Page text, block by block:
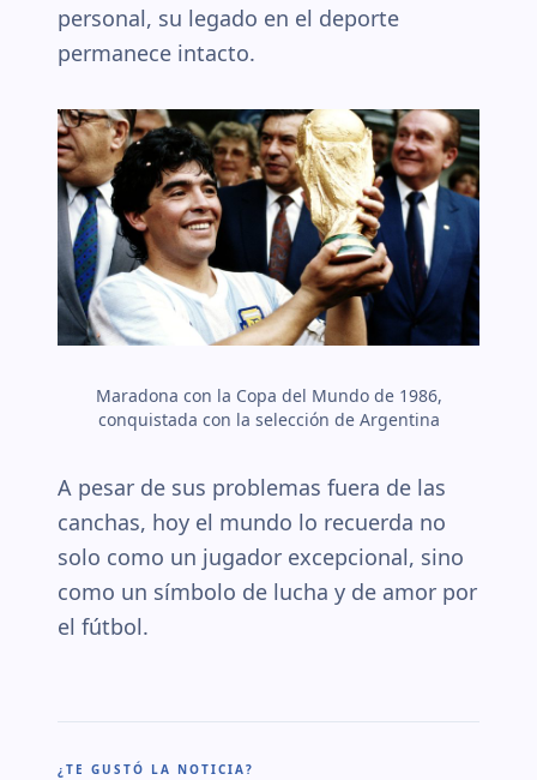
personal, su legado en el deporte
permanece intacto.
Maradona con la Copa del Mundo de 1986,
conquistada con la selección de Argentina
A pesar de sus problemas fuera de las
canchas, hoy el mundo lo recuerda no
solo como un jugador excepcional, sino
como un símbolo de lucha y de amor por
el fútbol.
¿TE GUSTÓ LA NOTICIA?